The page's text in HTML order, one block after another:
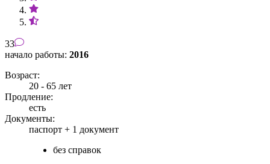
33
начало работы: 2016
Возраст:
20 - 65 лет
Продление:
есть
Документы:
паспорт + 1 документ
без справок